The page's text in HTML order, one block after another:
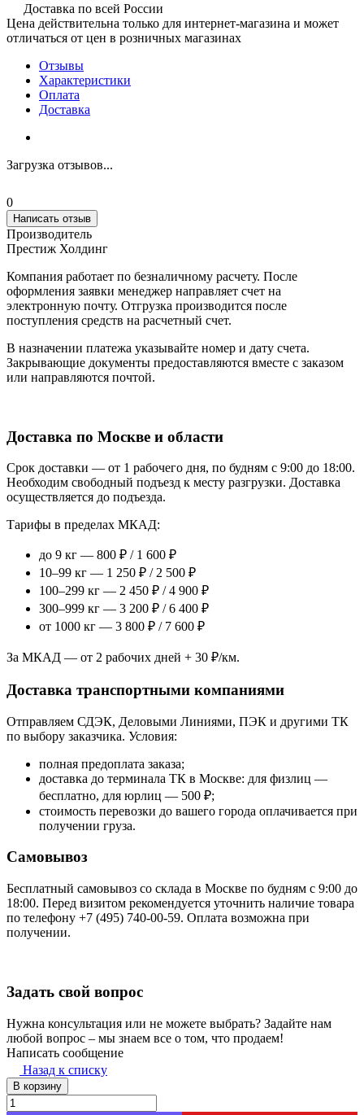
Доставка по всей России
Цена действительна только для интернет-магазина и может
отличаться от цен в розничных магазинах
Отзывы
Характеристики
Оплата
Доставка
Загрузка отзывов...
0
Написать отзыв
Производитель
Престиж Холдинг
Компания работает по безналичному расчету. После
оформления заявки менеджер направляет счет на
электронную почту. Отгрузка производится после
поступления средств на расчетный счет.
В назначении платежа указывайте номер и дату счета.
Закрывающие документы предоставляются вместе с заказом
или направляются почтой.
Доставка по Москве и области
Срок доставки — от 1 рабочего дня, по будням с 9:00 до 18:00.
Необходим свободный подъезд к месту разгрузки. Доставка
осуществляется до подъезда.
Тарифы в пределах МКАД:
до 9 кг — 800 ₽ / 1 600 ₽
10–99 кг — 1 250 ₽ / 2 500 ₽
100–299 кг — 2 450 ₽ / 4 900 ₽
300–999 кг — 3 200 ₽ / 6 400 ₽
от 1000 кг — 3 800 ₽ / 7 600 ₽
За МКАД — от 2 рабочих дней + 30 ₽/км.
Доставка транспортными компаниями
Отправляем СДЭК, Деловыми Линиями, ПЭК и другими ТК
по выбору заказчика. Условия:
полная предоплата заказа;
доставка до терминала ТК в Москве: для физлиц —
бесплатно, для юрлиц — 500 ₽;
стоимость перевозки до вашего города оплачивается при
получении груза.
Самовывоз
Бесплатный самовывоз со склада в Москве по будням с 9:00 до
18:00. Перед визитом рекомендуется уточнить наличие товара
по телефону +7 (495) 740-00-59. Оплата возможна при
получении.
Задать свой вопрос
Нужна консультация или не можете выбрать? Задайте нам
любой вопрос – мы знаем все о том, что продаем!
Написать сообщение
Назад к списку
В корзину